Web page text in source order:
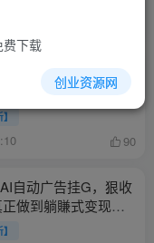
戏全自动搬砖玩法，
】
90
自动广告挂G，狠收
做到躺賺式变现
费下载
创业资源网